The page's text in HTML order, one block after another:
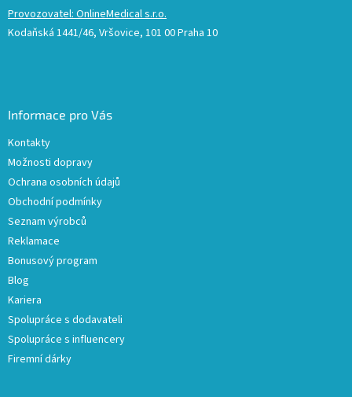
Provozovatel: OnlineMedical s.r.o.
Kodaňská 1441/46, Vršovice, 101 00 Praha 10
Informace pro Vás
Kontakty
Možnosti dopravy
Ochrana osobních údajů
Obchodní podmínky
Seznam výrobců
Reklamace
Bonusový program
Blog
Kariera
Spolupráce s dodavateli
Spolupráce s influencery
Firemní dárky